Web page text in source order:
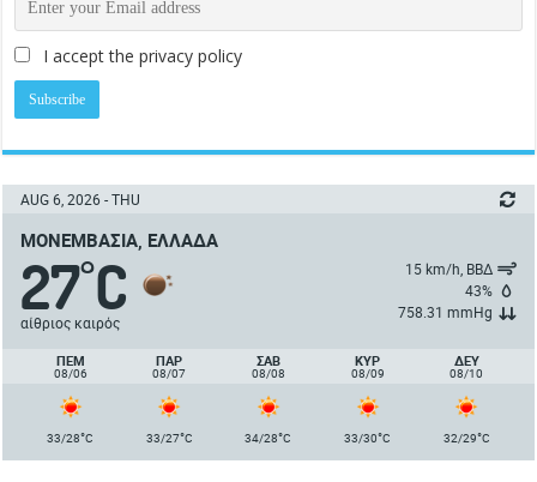
I accept the privacy policy
AUG 6, 2026 - THU
ΜΟΝΕΜΒΑΣΙΆ, ΕΛΛΆΔΑ
27°C
αίθριος καιρός
15 km/h, ΒΒΔ
43%
758.31 mmHg
ΠΈΜ
08/06
ΠΑΡ
08/07
ΣΑΒ
08/08
ΚΥΡ
08/09
ΔΕΥ
08/10
33/28°C 33/27°C 34/28°C 33/30°C 32/29°C